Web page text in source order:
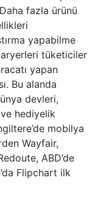
fazla ürünü
yapabilme
tüketiciler
yapan
Bu alanda
devleri,
hediyelik
mobilya
Wayfair,
ABD’de
Flipchart ilk